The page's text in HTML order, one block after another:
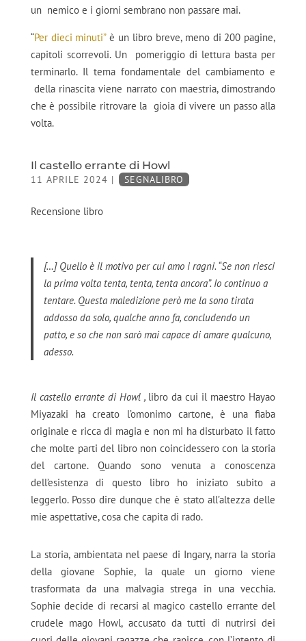
un nemico e i giorni sembrano non passare mai.
“Per dieci minuti”è un libro breve, meno di 200 pagine,
capitoli scorrevoli. Un
pomeriggio di lettura basta per
terminarlo. Il tema fondamentale del cambiamento e
della rinascita viene narrato con maestria, dimostrando
che è possibile ritrovare la gioia di vivere un passo alla
volta.
Il castello errante di Howl
11 APRILE 2024 | SEGNALIBRO
Recensione libro
[…] Quello è il motivo per cui amo i ragni. “Se non riesci
la prima volta tenta, tenta, tenta ancora”. Io continuo a
tentare. Questa maledizione però me la sono tirata
addosso da solo, qualche anno fa, concludendo un
patto, e so che non sarò mai capace di amare qualcuno,
adesso.
Il castello errante di Howl , libro da cui il maestro Hayao
Miyazaki ha creato l’omonimo cartone, è una fiaba
originale e ricca di magia e non mi ha disturbato il fatto
che molte parti del libro non coincidessero con la storia
del cartone. Quando sono venuta a conoscenza
dell’esistenza di questo libro ho iniziato subito a
leggerlo. Posso dire dunque che è stato all’altezza delle
mie aspettative, cosa che capita di rado.
La storia, ambientata nel paese di Ingary, narra la storia
della giovane Sophie, la quale un giorno viene
trasformata da una malvagia strega in una vecchia.
Sophie decide di recarsi al magico castello errante del
crudele mago Howl, accusato da tutti di nutrirsi dei